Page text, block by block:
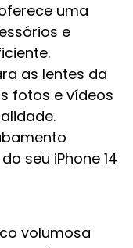
uma
e
as lentes da
fotos e vídeos
seu iPhone 14
volumosa